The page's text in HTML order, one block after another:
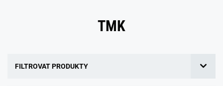
TMK
FILTROVAT PRODUKTY